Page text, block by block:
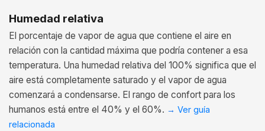
Humedad relativa
El porcentaje de vapor de agua que contiene el aire en
relación con la cantidad máxima que podría contener a esa
temperatura. Una humedad relativa del 100% significa que el
aire está completamente saturado y el vapor de agua
comenzará a condensarse. El rango de confort para los
humanos está entre el 40% y el 60%. → Ver guía
relacionada